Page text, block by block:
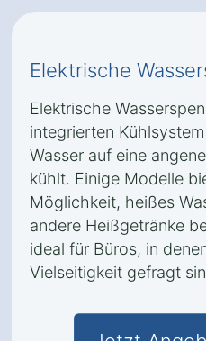
Elektrische
Elektrische
integrierten
Wasser auf eine
kühlt. Einige Modelle
Möglichkeit, heißes
andere Heißgetränke
ideal für Büros, in
Vielseitigkeit gefragt